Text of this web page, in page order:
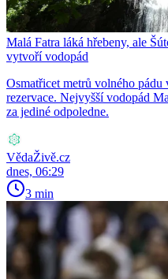
Malá Fatra láká hřebeny, ale
vytvoří vodopád
Osmatřicet metrů volného
rezervace. Nejvyšší vodopád
za jediné odpoledne.
VědaŽivě.cz
dnes, 06:29
3 min